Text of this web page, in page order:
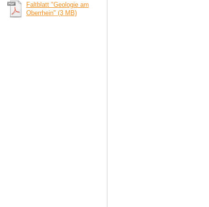
Faltblatt "Geologie am
Oberrhein" (3 MB)